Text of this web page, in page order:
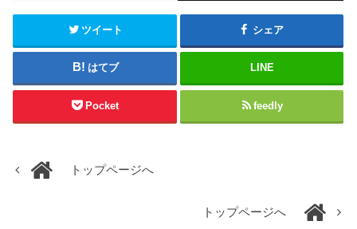
ツイート シェア
はてブ LINE
Pocket feedly
トップページへ
トップページへ